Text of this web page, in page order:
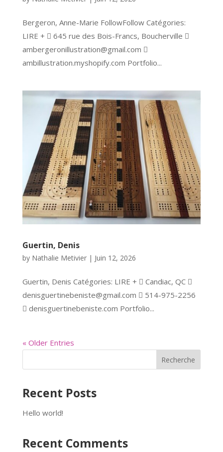
Bergeron, Anne-Marie FollowFollow Catégories:
LIRE +  645 rue des Bois-Francs, Boucherville 
ambergeronillustration@gmail.com 
ambillustration.myshopify.com Portfolio...
Guertin, Denis
by Nathalie Metivier| Juin 12, 2026
Guertin, Denis Catégories: LIRE +  Candiac, QC 
denisguertinebeniste@gmail.com  514-975-2256
 denisguertinebeniste.com Portfolio...
« Older Entries
Recherche
Recent Posts
Hello world!
Recent Comments